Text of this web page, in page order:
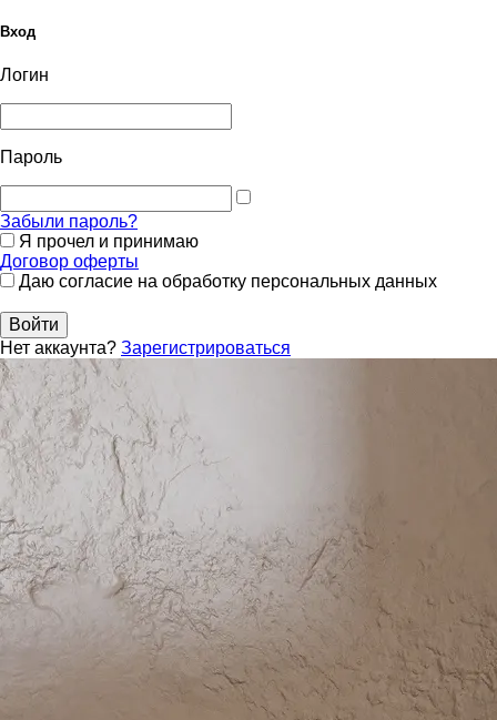
Вход
Логин
Пароль
Забыли пароль?
Я прочел и принимаю
Договор оферты
Даю согласие на обработку персональных данных
Войти
Нет аккаунта? Зарегистрироваться